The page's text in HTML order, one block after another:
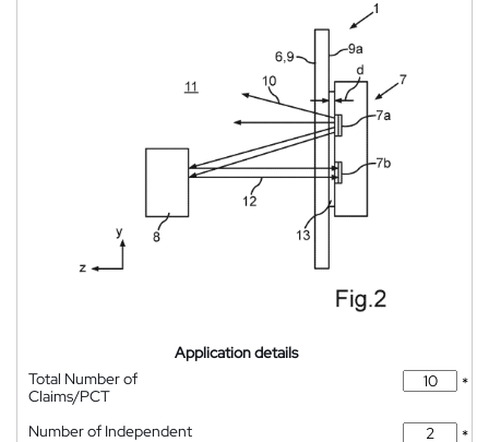
Application details
Total Number of
Claims/PCT
*
Number of Independent
*